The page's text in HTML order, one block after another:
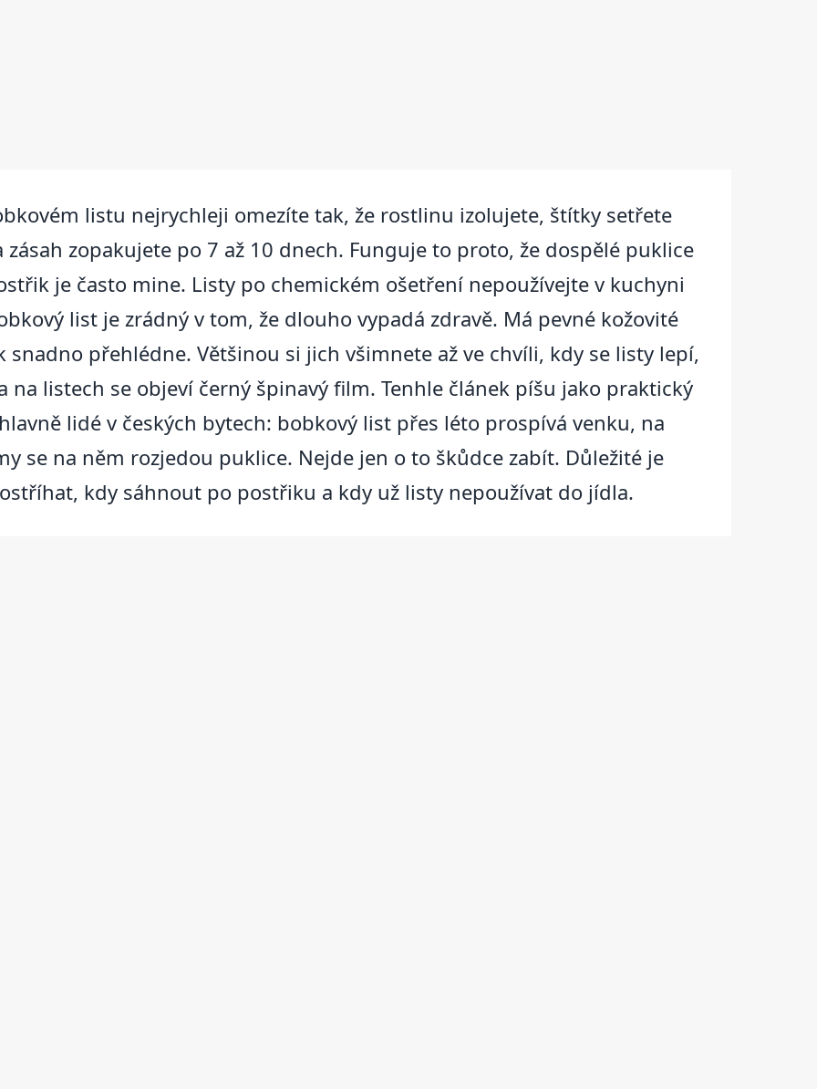
listu nejrychleji omezíte tak, že rostlinu izolujete, štítky setřete
zopakujete po 7 až 10 dnech. Funguje to proto, že dospělé puklice
je často mine. Listy po chemickém ošetření nepoužívejte v kuchyni
list je zrádný v tom, že dlouho vypadá zdravě. Má pevné kožovité
snadno přehlédne. Většinou si jich všimnete až ve chvíli, kdy se listy lepí,
listech se objeví černý špinavý film. Tenhle článek píšu jako praktický
lidé v českých bytech: bobkový list přes léto prospívá venku, na
se na něm rozjedou puklice. Nejde jen o to škůdce zabít. Důležité je
kdy sáhnout po postřiku a kdy už listy nepoužívat do jídla.